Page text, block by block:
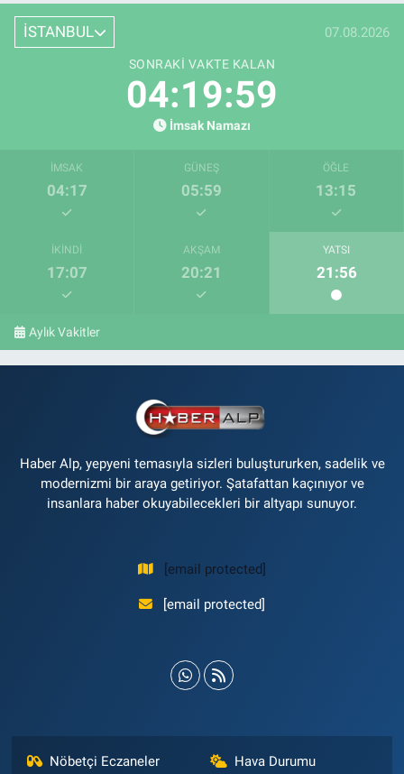
İSTANBUL 07.08.2026
SONRAKI VAKTE KALAN
04:19:58
İmsak Namazı
İMSAK
04:17
GÜNEŞ
05:59
ÖĞLE
13:15
İKINDI
17:07
AKŞAM
20:21
YATSI
21:56
Aylık Vakitler
Haber Alp, yepyeni temasıyla sizleri buluştururken, sadelik ve
modernizmi bir araya getiriyor. Şatafattan kaçınıyor ve
insanlara haber okuyabilecekleri bir altyapı sunuyor.
[email protected]
[email protected]
Nöbetçi Eczaneler Hava Durumu